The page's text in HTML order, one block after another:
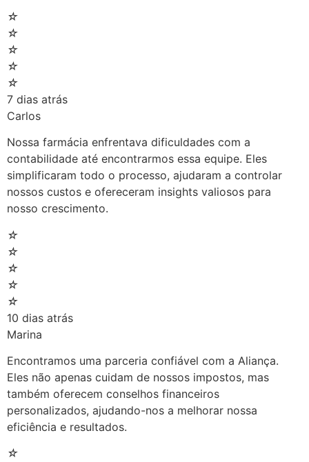
☆
☆
☆
☆
☆
7 dias atrás
Carlos
Nossa farmácia enfrentava dificuldades com a
contabilidade até encontrarmos essa equipe. Eles
simplificaram todo o processo, ajudaram a controlar
nossos custos e ofereceram insights valiosos para
nosso crescimento.
☆
☆
☆
☆
☆
10 dias atrás
Marina
Encontramos uma parceria confiável com a Aliança.
Eles não apenas cuidam de nossos impostos, mas
também oferecem conselhos financeiros
personalizados, ajudando-nos a melhorar nossa
eficiência e resultados.
☆